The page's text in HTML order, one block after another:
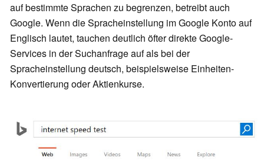
auf bestimmte Sprachen zu begrenzen, betreibt auch
Google. Wenn die Spracheinstellung im Google Konto auf
Englisch lautet, tauchen deutlich öfter direkte Google-
Services in der Suchanfrage auf als bei der
Spracheinstellung deutsch, beispielsweise Einheiten-
Konvertierung oder Aktienkurse.